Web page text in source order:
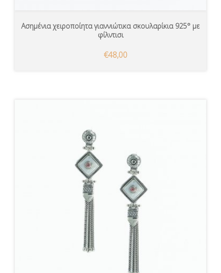
Ασημένια χειροποίητα γιαννιώτικα σκουλαρίκια 925° με
φίλντισι
€48,00